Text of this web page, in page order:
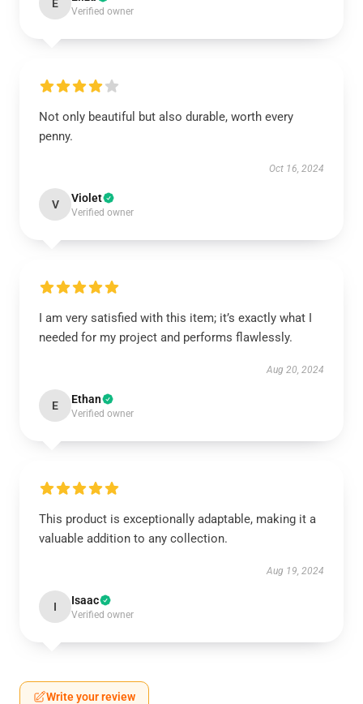
E
Verified owner
Not only beautiful but also durable, worth every
penny.
Oct 16, 2024
V Violet
Verified owner
I am very satisfied with this item; it’s exactly what I
needed for my project and performs flawlessly.
Aug 20, 2024
E Ethan
Verified owner
This product is exceptionally adaptable, making it a
valuable addition to any collection.
Aug 19, 2024
I Isaac
Verified owner
Write your review